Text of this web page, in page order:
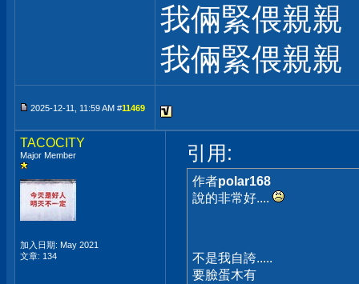
我倆緊偎親
我倆緊偎親
2025-12-11, 11:59 AM #11469
TACOCITY
Major Member
加入日期: May 2021
文章: 134
引用:
作者polar168
說的非常好....
不是我自誇.....
要臉蛋木有